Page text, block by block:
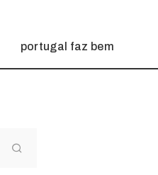
portugal faz bem